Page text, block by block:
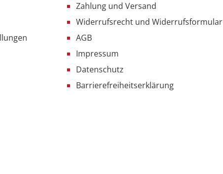
Zahlung und Versand
Widerrufsrecht und Widerrufsformular
AGB
Impressum
Datenschutz
Barrierefreiheitserklärung